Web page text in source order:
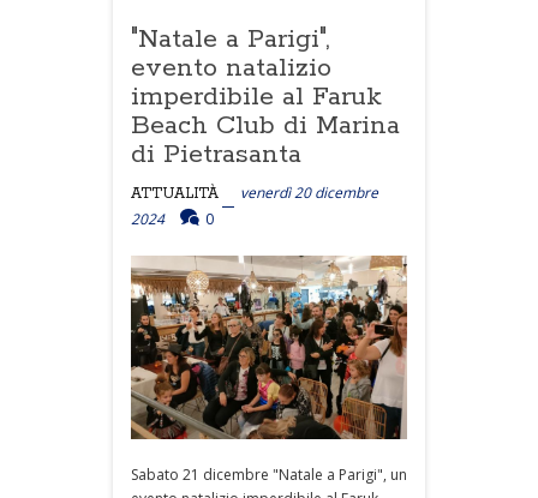
"Natale a Parigi",
evento natalizio
imperdibile al Faruk
Beach Club di Marina
di Pietrasanta
ATTUALITÀ
venerdì 20 dicembre
2024
0
Sabato 21 dicembre "Natale a Parigi", un